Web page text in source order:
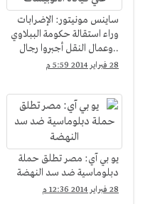
ساينس مونيتور: الإضرابات
وراء استقالة حكومة الببلاوي
..وعمال النقل أجبروا رجال
الجيش علي قيادة
28 فبراير 2014 5:59 م
يو بي آي: مصر تطلق حملة
دبلوماسية ضد سد النهضة
28 فبراير 2014 12:36 م